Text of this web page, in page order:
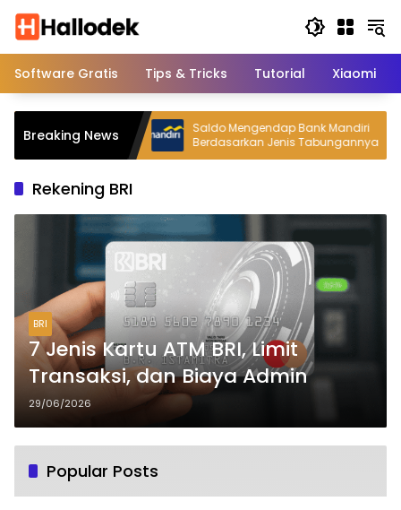
konten
Software Gratis
Tips & Tricks Tutorial Xiaomi
Breaking News
untuk Kulit Kering
di Label Produk
Saldo Mengendap Bank Mandiri
Berdasarkan Jenis Tabungannya
Rekening BRI
BRI
7 Jenis Kartu ATM BRI, Limit
Transaksi, dan Biaya Admin
29/06/2026
Popular Posts